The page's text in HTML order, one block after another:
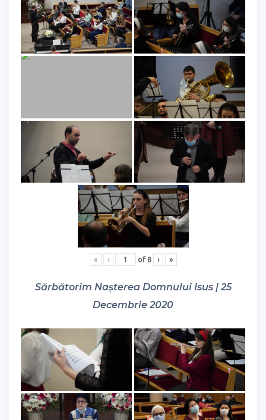
« ‹ of 8 › »
Sărbătorim Nașterea Domnului Isus | 25
Decembrie 2020